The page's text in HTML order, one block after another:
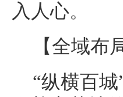
入人心。
【全域
“纵横百